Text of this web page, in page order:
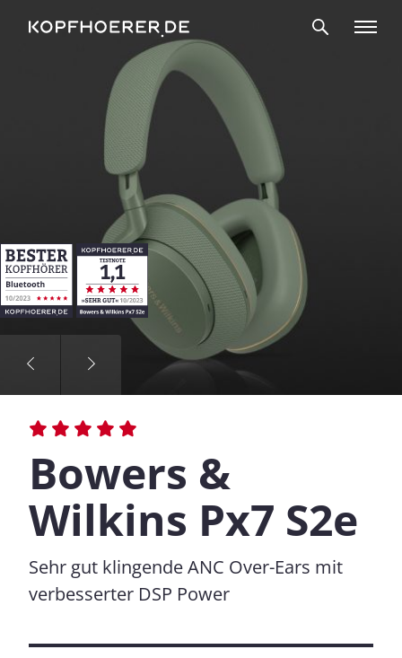
Bowers &
Wilkins Px7 S2e
Sehr gut klingende ANC Over-Ears mit
verbesserter DSP Power